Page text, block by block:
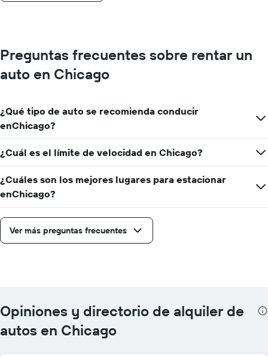
Preguntas frecuentes sobre rentar un
auto en Chicago
¿Qué tipo de auto se recomienda conducir
enChicago?
¿Cuál es el límite de velocidad en Chicago?
¿Cuáles son los mejores lugares para estacionar
enChicago?
Ver más preguntas frecuentes
Opiniones y directorio de alquiler de
autos en Chicago